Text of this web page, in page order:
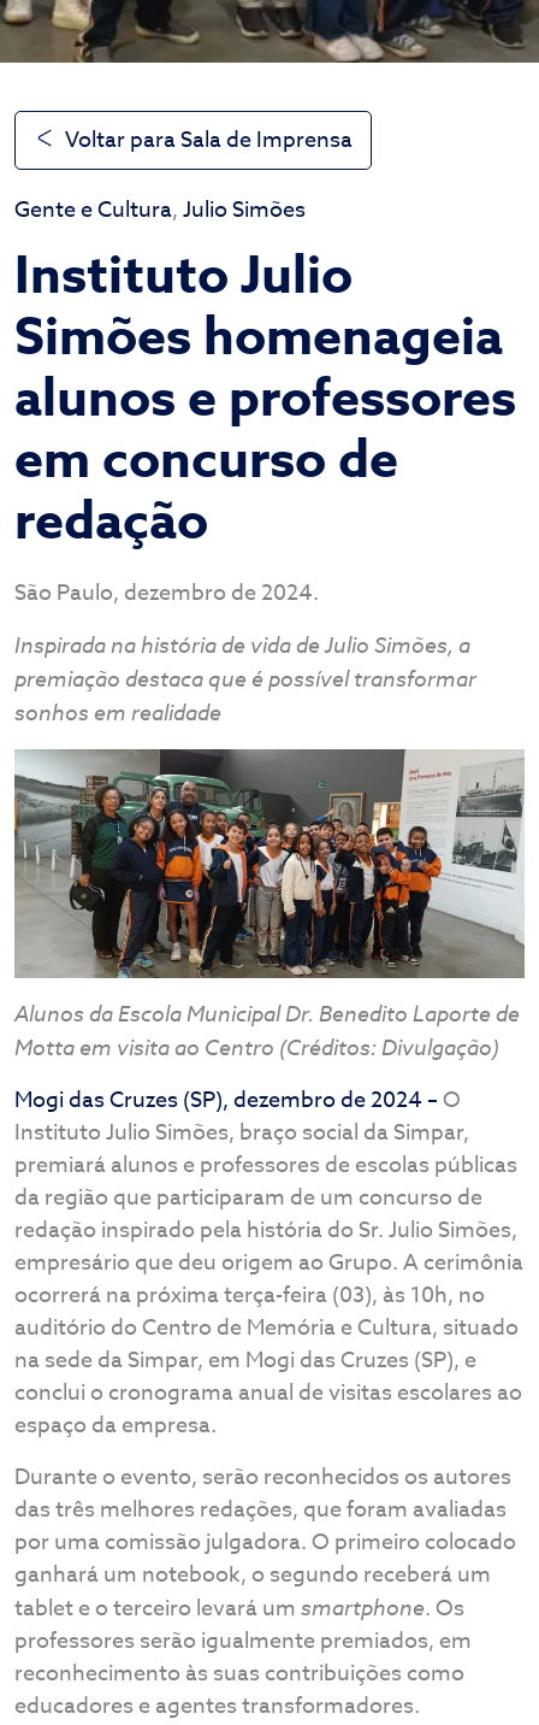
Voltar para Sala de Imprensa
Gente e Cultura,Julio Simões
Instituto Julio
Simões homenageia
alunos e professores
em concurso de
redação
São Paulo, dezembro de 2024.
Inspirada na história de vida de Julio Simões, a
premiação destaca que é possível transformar
sonhos em realidade
Alunos da Escola Municipal Dr. Benedito Laporte de
Motta em visita ao Centro (Créditos: Divulgação)
Mogi das Cruzes (SP), dezembro de 2024 –O
Instituto Julio Simões, braço social da Simpar,
premiará alunos e professores de escolas públicas
da região que participaram de um concurso de
redação inspirado pela história do Sr. Julio Simões,
empresário que deu origem ao Grupo. A cerimônia
ocorrerá na próxima terça-feira (03), às 10h, no
auditório do Centro de Memória e Cultura, situado
na sede da Simpar, em Mogi das Cruzes (SP), e
conclui o cronograma anual de visitas escolares ao
espaço da empresa.
Durante o evento, serão reconhecidos os autores
das três melhores redações, que foram avaliadas
por uma comissão julgadora. O primeiro colocado
ganhará um notebook, o segundo receberá um
tablet e o terceiro levará um smartphone. Os
professores serão igualmente premiados, em
reconhecimento às suas contribuições como
educadores e agentes transformadores.